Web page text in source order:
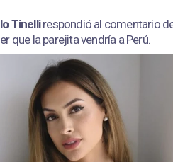
Tinellirespondió al comentario
que la parejita vendría a Perú.